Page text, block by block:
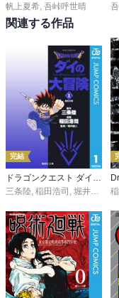
帆上夏希 吾峠呼世晴
関連する作品
完結
ドラゴンクエスト ダイの大冒険
三条陸, 稲田浩司 , 堀井雄二